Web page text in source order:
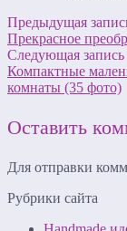
Предыдущая
Прекрасное
Следующая запись
Компактные
комнаты (35 фото)
Оставить
Для отправки
Рубрики сайта